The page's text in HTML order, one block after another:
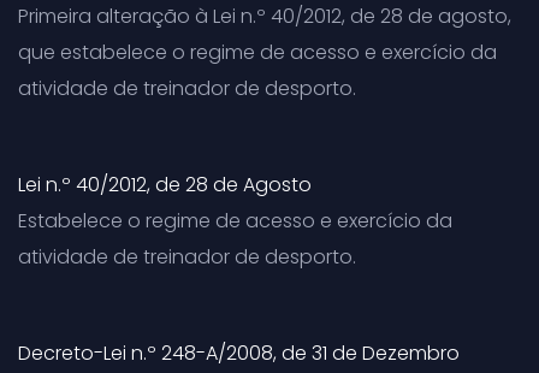
Primeira alteração à Lei n.º 40/2012, de 28 de agosto,
que estabelece o regime de acesso e exercício da
atividade de treinador de desporto.
Lei n.º 40/2012, de 28 de Agosto
Estabelece o regime de acesso e exercício da
atividade de treinador de desporto.
Decreto-Lei n.º 248-A/2008, de 31 de Dezembro